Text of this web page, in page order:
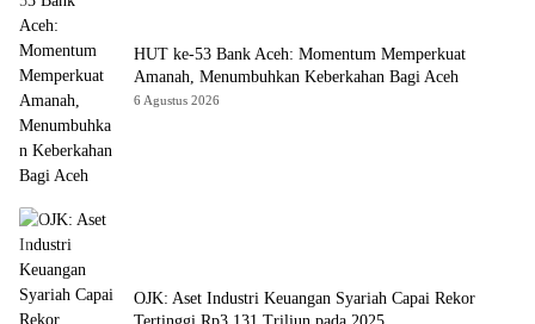
HUT ke-53 Bank Aceh: Momentum Memperkuat
Amanah, Menumbuhkan Keberkahan Bagi Aceh
6 Agustus 2026
OJK: Aset Industri Keuangan Syariah Capai Rekor